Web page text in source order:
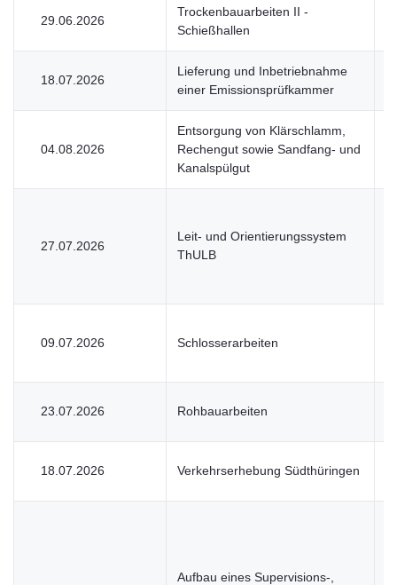
29.06.2026
Trockenbauarbeiten II -
Schießhallen
18.07.2026
Lieferung und Inbetriebnahme
einer Emissionsprüfkammer
04.08.2026
Entsorgung von Klärschlamm,
Rechengut sowie Sandfang- und
Kanalspülgut
27.07.2026
Leit- und Orientierungssystem
ThULB
09.07.2026 Schlosserarbeiten
23.07.2026 Rohbauarbeiten
18.07.2026 Verkehrserhebung Südthüringen
Aufbau eines Supervisions-,